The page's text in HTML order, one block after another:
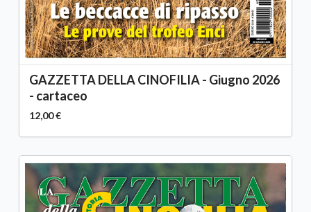
GAZZETTA DELLA CINOFILIA - Giugno 2026
- cartaceo
12,00 €